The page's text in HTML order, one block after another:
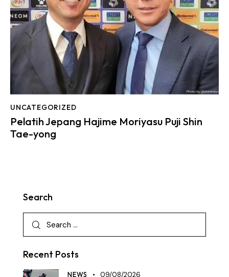
UNCATEGORIZED
Pelatih Jepang Hajime Moriyasu Puji Shin
Tae-yong
Search
Recent Posts
NEWS 09/08/2026